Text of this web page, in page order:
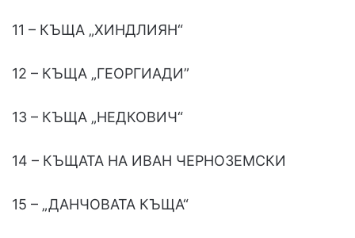
11 – КЪЩА „ХИНДЛИЯН“
12 – КЪЩА „ГЕОРГИАДИ”
13 – КЪЩА „НЕДКОВИЧ“
14 – КЪЩАТА НА ИВАН ЧЕРНОЗЕМСКИ
15 – „ДАНЧОВАТА КЪЩА“